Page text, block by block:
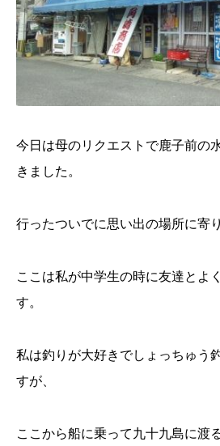
今日は母のリクエストで鹿子前の
きました。
行ったついでに思い出の場所に寄
ここは私が中学生の時に友達とよ
す。
私は釣りが大好きでしょっちゅう
すが、
ここから船に乗って九十九島に渡